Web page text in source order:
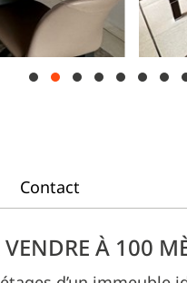
Contact
À 100